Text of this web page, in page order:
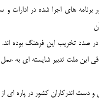
هاي اجرا شده در ادارات و
در صدد تخريب اين فرهنگ بوده
اين ملت تدبير شايسته اي به عمل
دست اندركاران كشور در پاره اي